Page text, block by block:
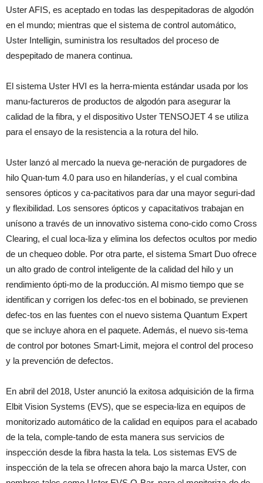
Uster AFIS, es aceptado en todas las despepitadoras de algodón
en el mundo; mientras que el sistema de control automático,
Uster Intelligin, suministra los resultados del proceso de
despepitado de manera continua.
El sistema Uster HVI es la herra-mienta estándar usada por los
manu-factureros de productos de algodón para asegurar la
calidad de la fibra, y el dispositivo Uster TENSOJET 4 se utiliza
para el ensayo de la resistencia a la rotura del hilo.
Uster lanzó al mercado la nueva ge-neración de purgadores de
hilo Quan-tum 4.0 para uso en hilanderías, y el cual combina
sensores ópticos y ca-pacitativos para dar una mayor seguri-dad
y flexibilidad. Los sensores ópticos y capacitativos trabajan en
unísono a través de un innovativo sistema cono-cido como Cross
Clearing, el cual loca-liza y elimina los defectos ocultos por medio
de un chequeo doble. Por otra parte, el sistema Smart Duo ofrece
un alto grado de control inteligente de la calidad del hilo y un
rendimiento ópti-mo de la producción. Al mismo tiempo que se
identifican y corrigen los defec-tos en el bobinado, se previenen
defec-tos en las fuentes con el nuevo sistema Quantum Expert
que se incluye ahora en el paquete. Además, el nuevo sis-tema
de control por botones Smart-Limit, mejora el control del proceso
y la prevención de defectos.
En abril del 2018, Uster anunció la exitosa adquisición de la firma
Elbit Vision Systems (EVS), que se especia-liza en equipos de
monitorizado automático de la calidad en equipos para el acabado
de la tela, comple-tando de esta manera sus servicios de
inspección desde la fibra hasta la tela. Los sistemas EVS de
inspección de la tela se ofrecen ahora bajo la marca Uster, con